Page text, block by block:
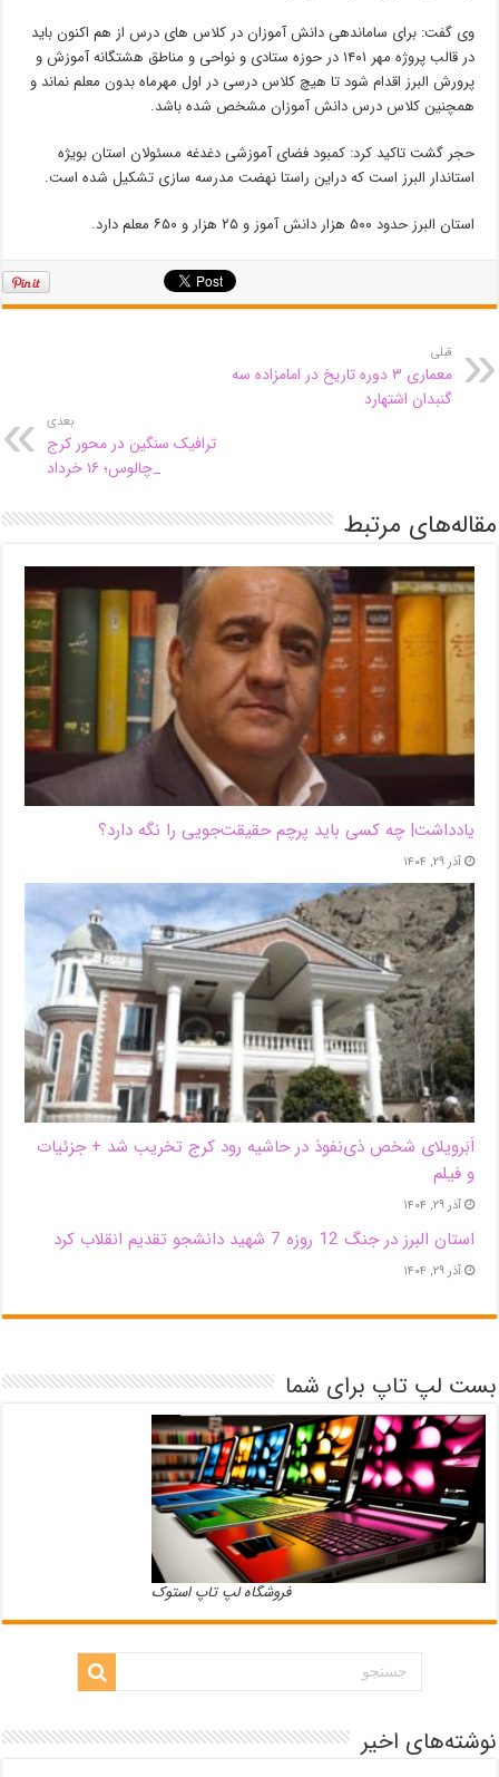
وی گفت: برای ساماندهی دانش آموزان در کلاس های درس از هم اکنون باید
در قالب پروژه مهر ۱۴۰۱ در حوزه ستادی و نواحی و مناطق هشتگانه آموزش و
پرورش البرز اقدام شود تا هیچ کلاس درسی در اول مهرماه بدون معلم نماند و
همچنین کلاس درس دانش آموزان مشخص شده باشد.
حجر گشت تاکید کرد: کمبود فضای آموزشی دغدغه مسئولان استان بویژه
استاندار البرز است که دراین راستا نهضت مدرسه سازی تشکیل شده است.
استان البرز حدود ۵۰۰ هزار دانش آموز و ۲۵ هزار و ۶۵۰ معلم دارد.
قبلی
معماری ۳ دوره تاریخ در امامزاده سه
گنبدان اشتهارد
بعدی
ترافیک سنگین در محور کرج
_چالوس؛ ۱۶ خرداد
مقاله‌های مرتبط
یادداشت| ‌چه کسی باید پرچم حقیقت‌جویی را نگه دارد؟
آذر ۲۹, ۱۴۰۴
اَبَر‌ویلای شخص ذی‌نفوذ در حاشیه‌ رود کرج تخریب شد + جزئیات
و فیلم
آذر ۲۹, ۱۴۰۴
استان البرز در جنگ 12 روزه 7 شهید دانشجو تقدیم انقلاب کرد
آذر ۲۹, ۱۴۰۴
بست لپ تاپ برای شما
فروشگاه لپ تاپ استوک
نوشته‌های اخیر